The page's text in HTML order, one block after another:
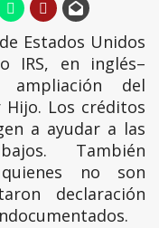
Estados Unidos
IRS, en inglés–
ampliación del
Los créditos
a ayudar a las
También
no son
declaración